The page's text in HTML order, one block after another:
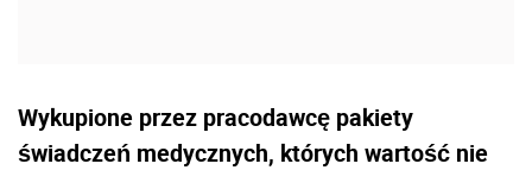
Wykupione przez pracodawcę pakiety
świadczeń medycznych, których wartość nie